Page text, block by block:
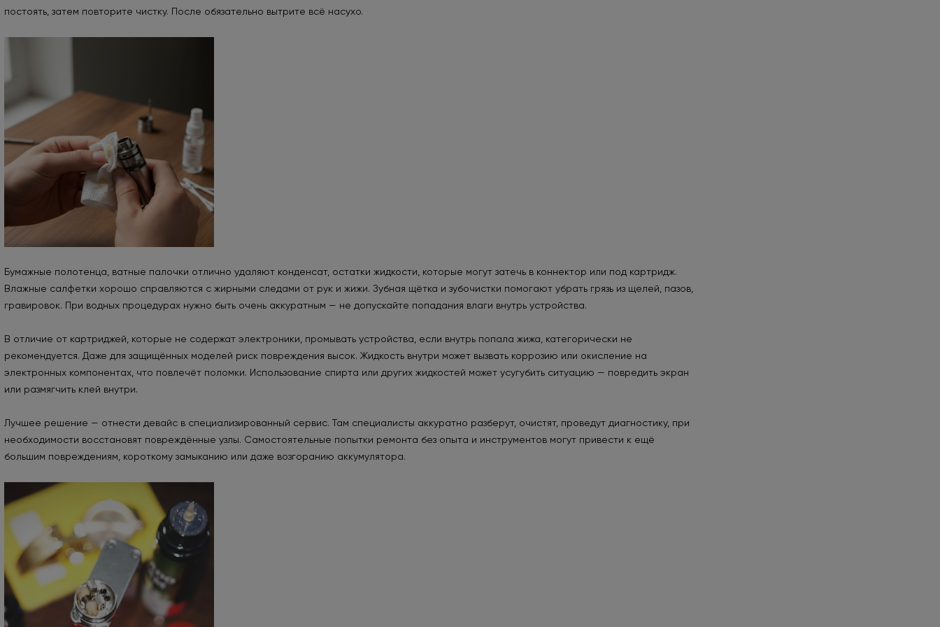
постоять, затем повторите чистку. После обязательно вытрите всё насухо.
Бумажные полотенца, ватные палочки отлично удаляют конденсат, остатки жидкости, которые могут затечь в коннектор или под картридж.
Влажные салфетки хорошо справляются с жирными следами от рук и жижи. Зубная щётка и зубочистки помогают убрать грязь из щелей, пазов,
гравировок. При водных процедурах нужно быть очень аккуратным — не допускайте попадания влаги внутрь устройства.
В отличие от картриджей, которые не содержат электроники, промывать устройства, если внутрь попала жижа, категорически не
рекомендуется. Даже для защищённых моделей риск повреждения высок. Жидкость внутри может вызвать коррозию или окисление на
электронных компонентах, что повлечёт поломки. Использование спирта или других жидкостей может усугубить ситуацию — повредить экран
или размягчить клей внутри.
Лучшее решение — отнести девайс в специализированный сервис. Там специалисты аккуратно разберут, очистят, проведут диагностику, при
необходимости восстановят повреждённые узлы. Самостоятельные попытки ремонта без опыта и инструментов могут привести к ещё
большим повреждениям, короткому замыканию или даже возгоранию аккумулятора.